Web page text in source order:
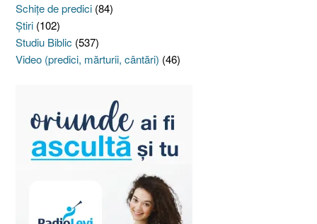
Schiţe de predici (84)
Ştiri (102)
Studiu Biblic (537)
Video (predici, mărturii, cântări) (46)